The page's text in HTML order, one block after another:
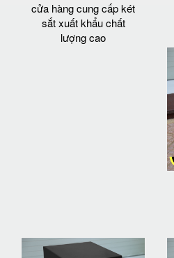
cửa hàng cung cấp két
sắt xuất khẩu chất
lượng cao